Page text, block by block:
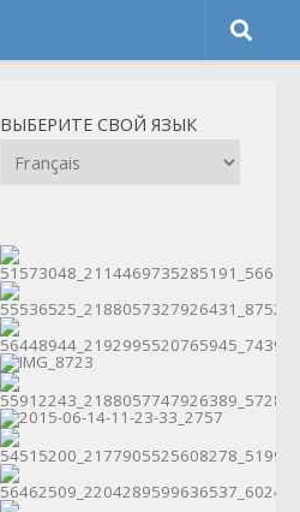
ВЫБЕРИТЕ СВОЙ ЯЗЫК